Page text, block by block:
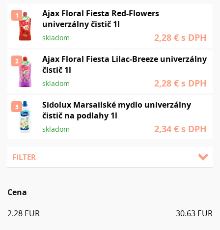
1
Ajax Floral Fiesta Red-Flowers
univerzálny čistič 1l
skladom 2,28 € s DPH
2
Ajax Floral Fiesta Lilac-Breeze univerzálny
čistič 1l
skladom 2,28 € s DPH
3
Sidolux Marsailské mydlo univerzálny
čistič na podlahy 1l
skladom 2,34 € s DPH
FILTER
Cena
2.28 EUR
30.63 EUR